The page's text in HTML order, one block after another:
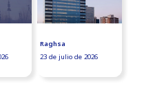
Raghsa
23 de julio de 2026